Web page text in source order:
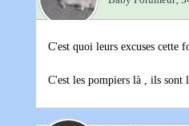
C'est quoi leurs excuses cette
C'est les pompiers là , ils sont